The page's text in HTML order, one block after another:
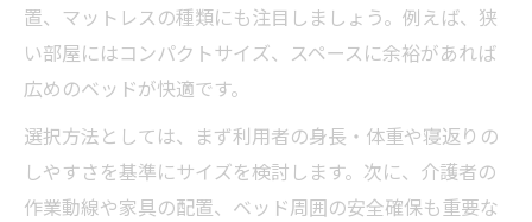
置、マットレスの種類にも注目しましょう。例えば、狭
い部屋にはコンパクトサイズ、スペースに余裕があれば
広めのベッドが快適です。
選択方法としては、まず利用者の身長・体重や寝返りの
しやすさを基準にサイズを検討します。次に、介護者の
作業動線や家具の配置、ベッド周囲の安全確保も重要な